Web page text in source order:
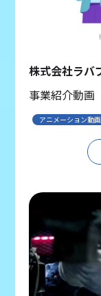
株式会社ラバ
事業紹介動画
アニメーション動画